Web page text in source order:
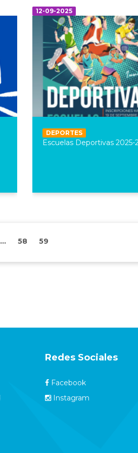
12-09-2025
DEPORTES
Escuelas Deportivas 2025-
... 58 59
Redes Sociales
Facebook
Instagram